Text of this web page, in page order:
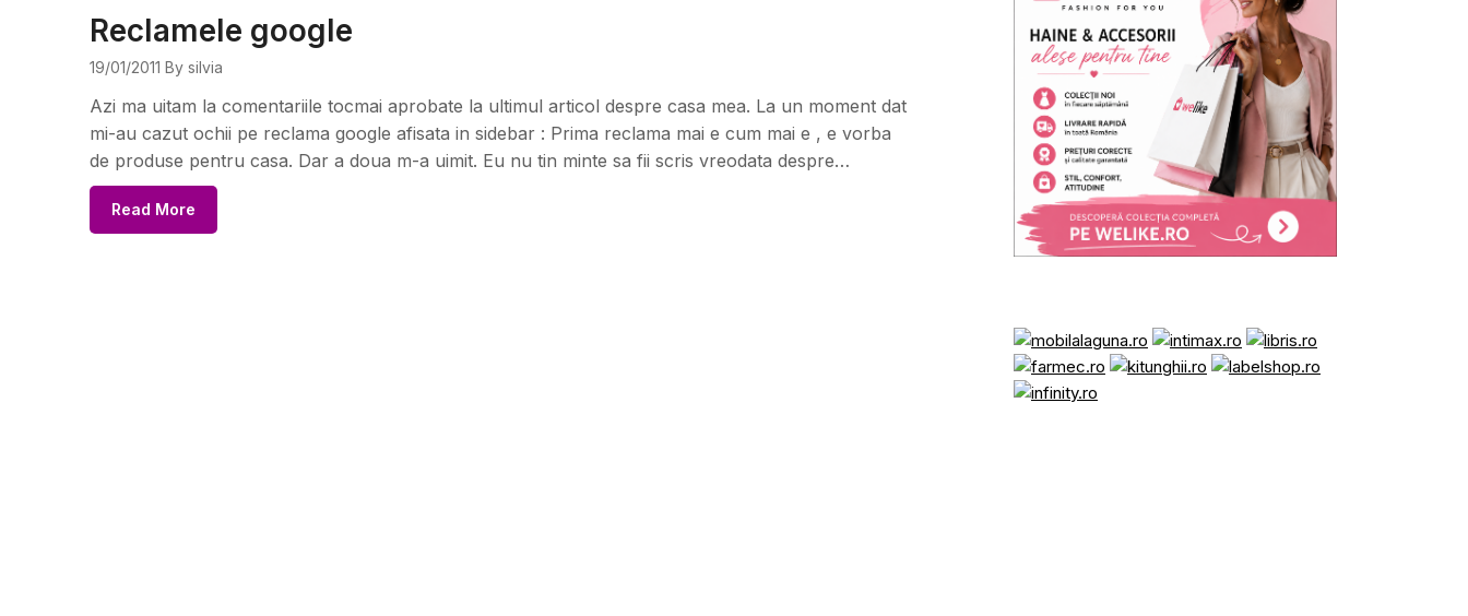
Reclamele google
19/01/2011 By silvia
Azi ma uitam la comentariile tocmai aprobate la ultimul articol despre casa mea. La un moment dat
mi-au cazut ochii pe reclama google afisata in sidebar : Prima reclama mai e cum mai e , e vorba
de produse pentru casa. Dar a doua m-a uimit. Eu nu tin minte sa fii scris vreodata despre…
Read More